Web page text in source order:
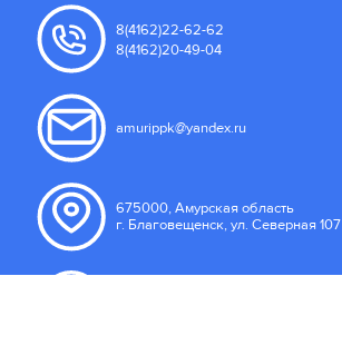
8(4162)22-62-62
8(4162)20-49-04
amurippk@yandex.ru
675000, Амурская область
г. Благовещенск, ул. Северная 107